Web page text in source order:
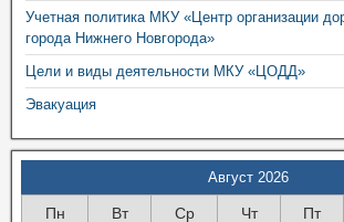
Учетная политика МКУ «Центр организации
города Нижнего Новгорода»
Цели и виды деятельности МКУ «ЦОДД»
Эвакуация
Август 2026
Пн Вт Ср Чт Пт